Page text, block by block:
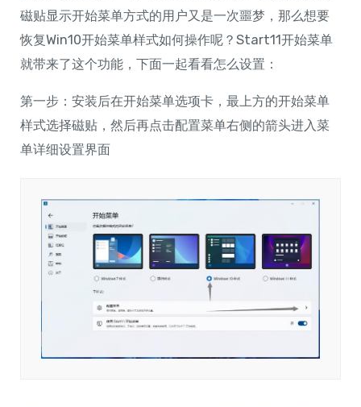
磁贴显示开始菜单方式的用户又是一次噩梦，那么想要
恢复Win10开始菜单样式如何操作呢？Start11开始菜单
就带来了这个功能，下面一起看看怎么设置：
第一步：安装后在开始菜单选项卡，最上方的开始菜单
样式选择磁贴，然后再点击配置菜单右侧的箭头进入菜
单详细设置界面